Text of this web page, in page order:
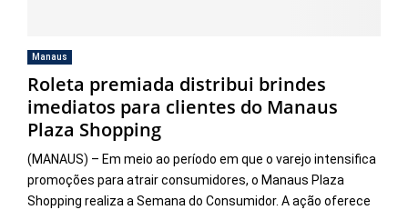
Manaus
Roleta premiada distribui brindes
imediatos para clientes do Manaus
Plaza Shopping
(MANAUS) – Em meio ao período em que o varejo intensifica
promoções para atrair consumidores, o Manaus Plaza
Shopping realiza a Semana do Consumidor. A ação oferece